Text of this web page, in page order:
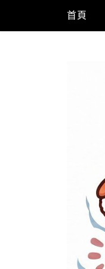
content
首頁